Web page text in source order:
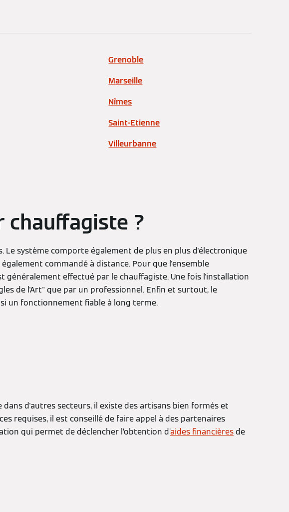
Grenoble
Marseille
Nîmes
Saint-Etienne
Villeurbanne
?
système comporte également de plus en plus d'électronique
commandé à distance. Pour que l'ensemble
effectué par le chauffagiste. Une fois l'installation
de l'Art" que par un professionnel. Enfin et surtout, le
un fonctionnement fiable à long terme.
d'autres secteurs, il existe des artisans bien formés et
requises, il est conseillé de faire appel à des partenaires
qui permet de déclencher l’obtention d’aides financièresde